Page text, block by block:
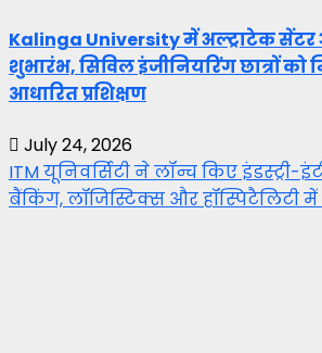
Kalinga University में अल्ट्राटेक
शुभारंभ, सिविल इंजीनियरिंग छात्रों को
आधारित प्रशिक्षण
July 24, 2026
ITM यूनिवर्सिटी ने लॉन्च किए इंडस्ट्री-
बैंकिंग, लॉजिस्टिक्स और